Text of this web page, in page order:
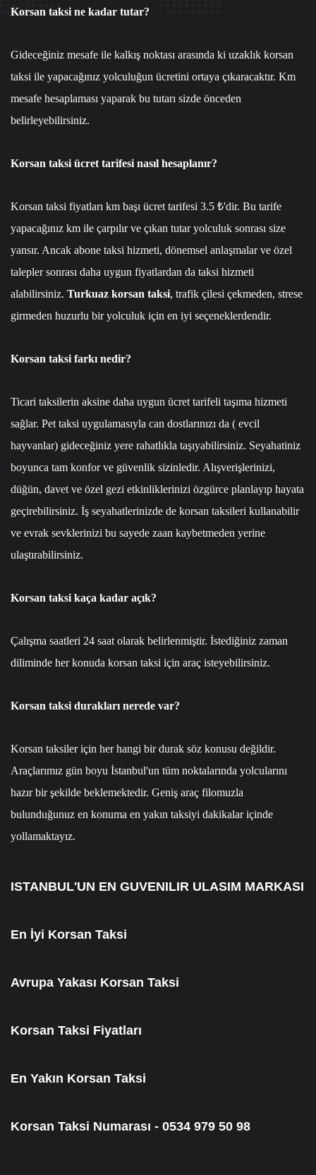
Korsan taksi ne kadar tutar?
Gideceğiniz mesafe ile kalkış noktası arasında ki uzaklık korsan
taksi ile yapacağınız yolculuğun ücretini ortaya çıkaracaktır. Km
mesafe hesaplaması yaparak bu tutarı sizde önceden
belirleyebilirsiniz.
Korsan taksi ücret tarifesi nasıl hesaplanır?
Korsan taksi fiyatları km başı ücret tarifesi 3.5 ₺'dir. Bu tarife
yapacağınız km ile çarpılır ve çıkan tutar yolculuk sonrası size
yansır. Ancak abone taksi hizmeti, dönemsel anlaşmalar ve özel
talepler sonrası daha uygun fiyatlardan da taksi hizmeti
alabilirsiniz. Turkuaz korsan taksi, trafik çilesi çekmeden, strese
girmeden huzurlu bir yolculuk için en iyi seçeneklerdendir.
Korsan taksi farkı nedir?
Ticari taksilerin aksine daha uygun ücret tarifeli taşıma hizmeti
sağlar. Pet taksi uygulamasıyla can dostlarınızı da ( evcil
hayvanlar) gideceğiniz yere rahatlıkla taşıyabilirsiniz. Seyahatiniz
boyunca tam konfor ve güvenlik sizinledir. Alışverişlerinizi,
düğün, davet ve özel gezi etkinliklerinizi özgürce planlayıp hayata
geçirebilirsiniz. İş seyahatlerinizde de korsan taksileri kullanabilir
ve evrak sevklerinizi bu sayede zaan kaybetmeden yerine
ulaştırabilirsiniz.
Korsan taksi kaça kadar açık?
Çalışma saatleri 24 saat olarak belirlenmiştir. İstediğiniz zaman
diliminde her konuda korsan taksi için araç isteyebilirsiniz.
Korsan taksi durakları nerede var?
Korsan taksiler için her hangi bir durak söz konusu değildir.
Araçlarımız gün boyu İstanbul'un tüm noktalarında yolcularını
hazır bir şekilde beklemektedir. Geniş araç filomuzla
bulunduğunuz en konuma en yakın taksiyi dakikalar içinde
yollamaktayız.
ISTANBUL'UN EN GUVENILIR ULASIM MARKASI
En İyi Korsan Taksi
Avrupa Yakası Korsan Taksi
Korsan Taksi Fiyatları
En Yakın Korsan Taksi
Korsan Taksi Numarası - 0534 979 50 98